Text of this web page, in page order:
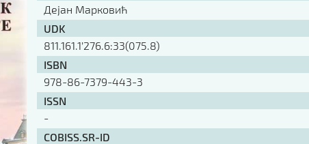
Дејан Марковић
UDK
811.161.1’276.6:33(075.8)
ISBN
978-86-7379-443-3
ISSN
-
COBISS.SR-ID